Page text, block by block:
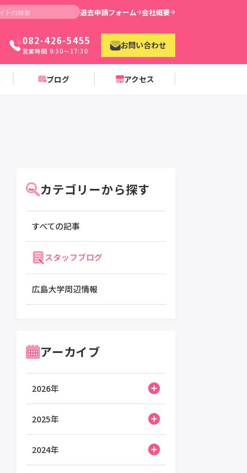
退去申請フォーム 会社概要
082-426-5455
営業時間 9:30〜17:30
お問い合わせ
ブログ アクセス
カテゴリーから探す
すべての記事
スタッフブログ
広島大学周辺情報
アーカイブ
2026年
2025年
2024年